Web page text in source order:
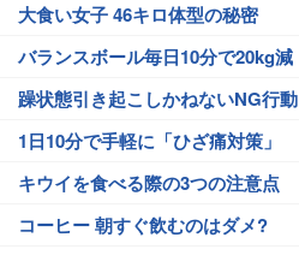
大食い女子 46キロ体型の秘密
バランスボール毎日10分で20kg減
躁状態引き起こしかねないNG行動
1日10分で手軽に「ひざ痛対策」
キウイを食べる際の3つの注意点
コーヒー 朝すぐ飲むのはダメ?